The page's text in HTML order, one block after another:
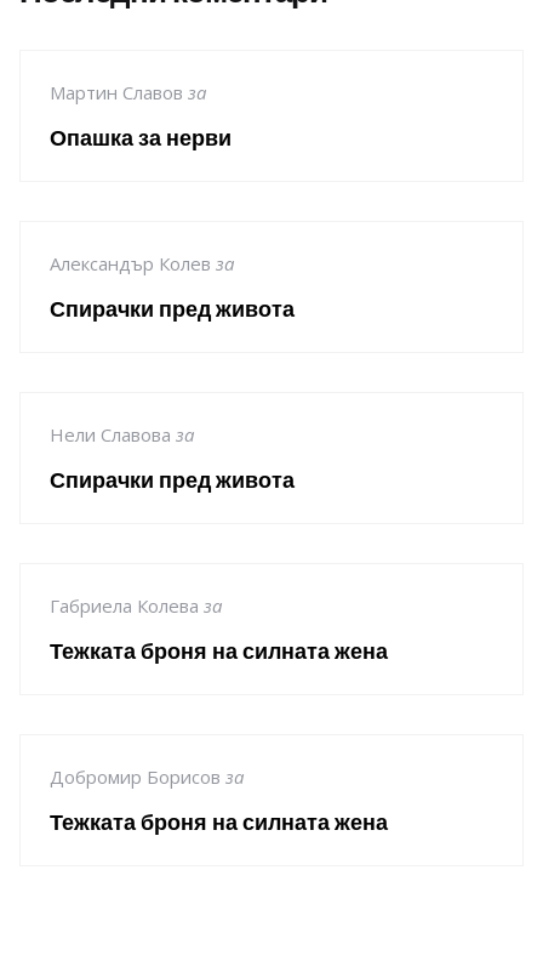
Мартин Славов за
Опашка за нерви
Александър Колев за
Спирачки пред живота
Нели Славова за
Спирачки пред живота
Габриела Колева за
Тежката броня на силната жена
Добромир Борисов за
Тежката броня на силната жена